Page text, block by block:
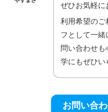
ぜひお気軽に
利用希望のご
フとして一
問い合わせ
学にもぜひい
お問い合